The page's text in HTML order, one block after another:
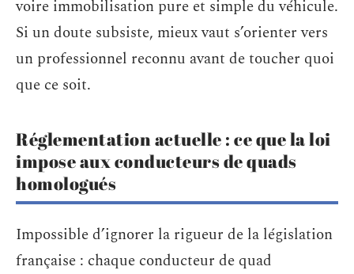
voire immobilisation pure et simple du véhicule.
Si un doute subsiste, mieux vaut s’orienter vers
un professionnel reconnu avant de toucher quoi
que ce soit.
Réglementation actuelle : ce que la loi
impose aux conducteurs de quads
homologués
Impossible d’ignorer la rigueur de la législation
française : chaque conducteur de quad